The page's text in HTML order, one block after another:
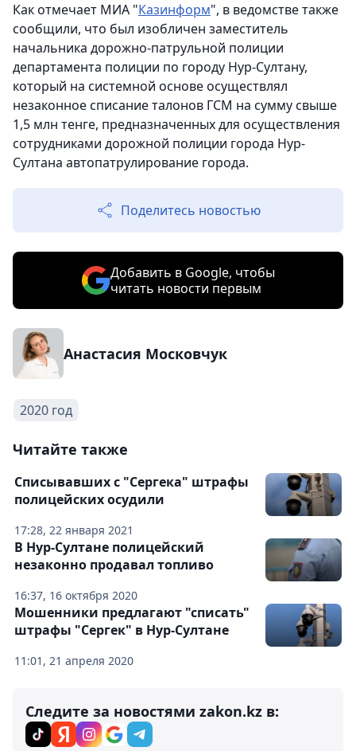
Как отмечает МИА "Казинформ", в ведомстве также
сообщили, что был изобличен заместитель
начальника дорожно-патрульной полиции
департамента полиции по городу Нур-Султану,
который на системной основе осуществлял
незаконное списание талонов ГСМ на сумму свыше
1,5 млн тенге, предназначенных для осуществления
сотрудниками дорожной полиции города Нур-
Султана автопатрулирование города.
Поделитесь новостью
Добавить в Google, чтобы
читать новости первым
Анастасия Московчук
2020 год
Читайте также
17:28, 22 января 2021
Списывавших с "Сергека" штрафы
полицейских осудили
16:37, 16 октября 2020
В Нур-Султане полицейский
незаконно продавал топливо
11:01, 21 апреля 2020
Мошенники предлагают "списать"
штрафы "Сергек" в Нур-Султане
Следите за новостями zakon.kz в: